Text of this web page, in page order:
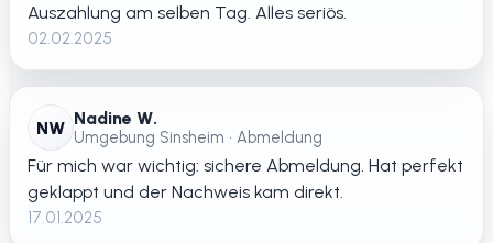
Auszahlung am selben Tag. Alles seriös.
02.02.2025
NW Nadine W.
Umgebung Sinsheim • Abmeldung
Für mich war wichtig: sichere Abmeldung. Hat perfekt
geklappt und der Nachweis kam direkt.
17.01.2025